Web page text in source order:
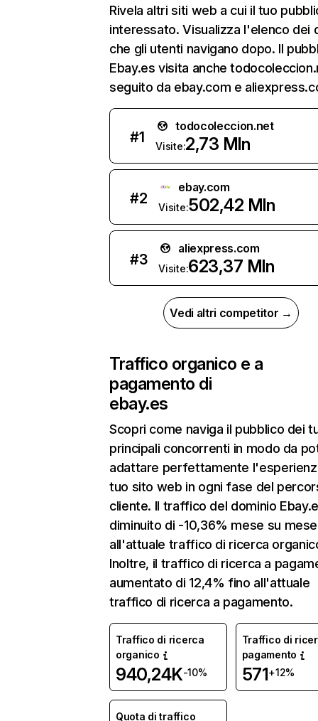
Rivela altri siti web a cui il tuo
interessato. Visualizza l'elenco dei
che gli utenti navigano dopo. Il
Ebay.es visita anche
seguito da ebay.com e
#1
todocoleccion.net
Visite:2,73 Mln
#2
ebay.com
Visite:502,42 Mln
#3
aliexpress.com
Visite:623,37 Mln
Vedi altri competitor →
Traffico organico e a
pagamento di
ebay.es
Scopri come naviga il pubblico dei
principali concorrenti in modo da
adattare perfettamente
tuo sito web in ogni fase del
cliente. Il traffico del dominio
diminuito di -10,36% mese su
all'attuale traffico di ricerca
Inoltre, il traffico di ricerca a
aumentato di 12,4% fino all'attuale
traffico di ricerca a pagamento.
Traffico di ricerca
organico
940,24K-10%
Traffico di
pagamento
571+12%
Quota di traffico